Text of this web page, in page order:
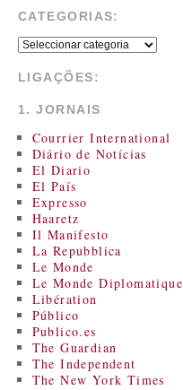
CATEGORIAS:
LIGAÇÕES:
1. JORNAIS
Courrier International
Diário de Notícias
El Diario
El País
Expresso
Haaretz
Il Manifesto
La Repubblica
Le Monde
Le Monde Diplomatique
Libération
Público
Publico.es
The Guardian
The Independent
The New York Times